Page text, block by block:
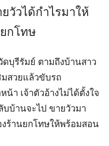
วัวได้กำไรมาให้
กโทษ
บุรีรัมย์ ตามถึงบ้านสาว
มสวยแล้วขับรถ
า เจ้าตัวอ้างไม่ได้ตั้งใจ
บบ้านจะไป ขายวัวมา
ร้านยกโทษให้พร้อมสอน